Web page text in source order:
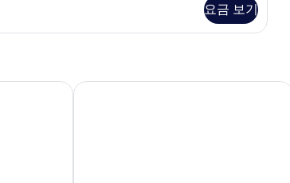
요금 보기
호텔 난타 제주